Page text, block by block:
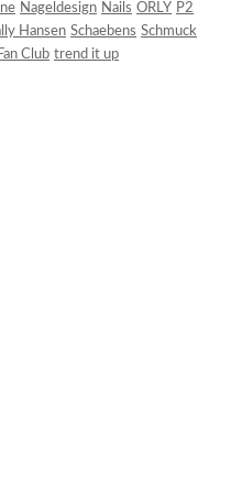
Nageldesign Nails ORLY P2
Hansen Schaebens Schmuck
Club trend it up